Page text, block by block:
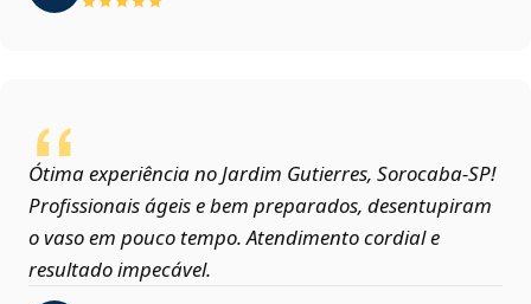
Ótima experiência no Jardim Gutierres, Sorocaba‑SP!
Profissionais ágeis e bem preparados, desentupiram
o vaso em pouco tempo. Atendimento cordial e
resultado impecável.